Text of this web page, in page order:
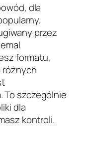
dla
przez
formatu,
różnych
To szczególnie
dla
kontroli.